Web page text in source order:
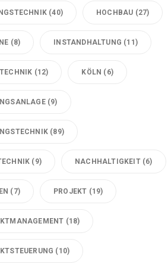
(40) HOCHBAU (27)
(8) INSTANDHALTUNG (11)
(12) KÖLN (6)
(9)
(89)
(9) NACHHALTIGKEIT(6)
(7) PROJEKT (19)
(18)
(10)